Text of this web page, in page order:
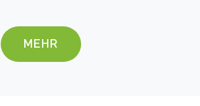
MEHR